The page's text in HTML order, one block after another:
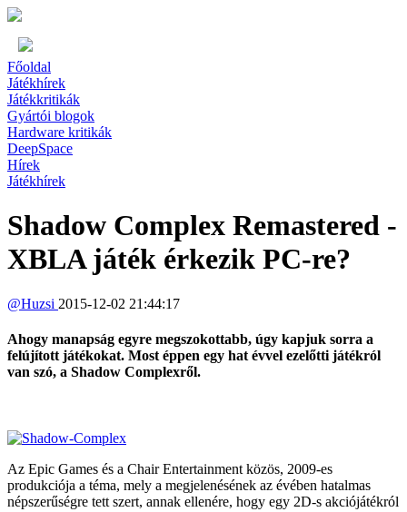
Főoldal
Játékhírek
Játékkritikák
Gyártói blogok
Hardware kritikák
DeepSpace
Hírek
Játékhírek
Shadow Complex Remastered -
XBLA játék érkezik PC-re?
@Huzsi 2015-12-02 21:44:17
Ahogy manapság egyre megszokottabb, úgy kapjuk sorra a
felújított játékokat. Most éppen egy hat évvel ezelőtti játékról
van szó, a Shadow Complexről.
Az Epic Games és a Chair Entertainment közös, 2009-es
produkciója a téma, mely a megjelenésének az évében hatalmas
népszerűségre tett szert, annak ellenére, hogy egy 2D-s akciójátékról